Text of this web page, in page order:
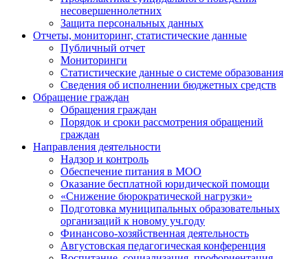
несовершеннолетних
Защита персональных данных
Отчеты, мониторинг, статистические данные
Публичный отчет
Мониторинги
Статистические данные о системе образования
Сведения об исполнении бюджетных средств
Обращение граждан
Обращения граждан
Порядок и сроки рассмотрения обращений
граждан
Направления деятельности
Надзор и контроль
Обеспечение питания в МОО
Оказание бесплатной юридической помощи
«Снижение бюрократической нагрузки»
Подготовка муниципальных образовательных
организаций к новому уч.году
Финансово-хозяйственная деятельность
Августовская педагогическая конференция